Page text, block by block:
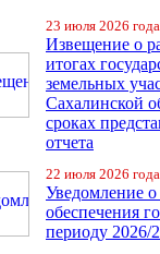
23 июля 2026 года
Извещение о
итогах
земельных
Сахалинской
сроках
отчета
22 июля 2026 года
Уведомление о
обеспечения
периоду 2026/